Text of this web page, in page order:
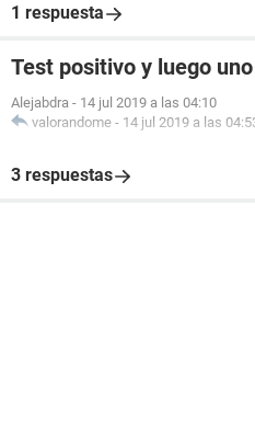
1 respuesta
Test positivo y luego
Alejabdra - 14 jul 2019 a las 04:10
valorandome - 14 jul 2019 a las
3 respuestas